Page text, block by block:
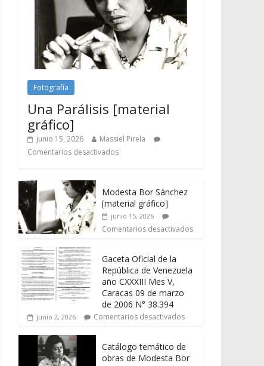
Fotografía
Una Parálisis [material
gráfico]
junio 15, 2026
Massiel Pirela
Comentarios desactivados
Modesta Bor Sánchez
[material gráfico]
junio 15, 2026
Comentarios desactivados
Gaceta Oficial de la
República de Venezuela
año CXXXIII Mes V,
Caracas 09 de marzo
de 2006 N° 38.394
junio 2, 2026 Comentarios desactivados
Catálogo temático de
obras de Modesta Bor